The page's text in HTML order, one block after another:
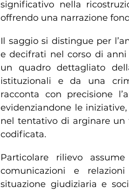
significativo nella
offrendo una narrazione
Il saggio si distingue per
e decifrati nel corso di
un quadro dettagliato
istituzionali e da una
racconta con precisione
evidenziandone le
nel tentativo di arginare
codificata.
Particolare rilievo
comunicazioni e
situazione giudiziaria e